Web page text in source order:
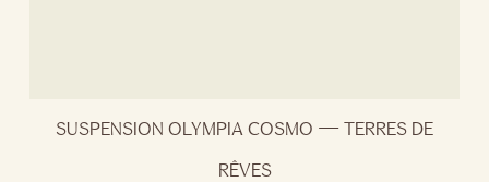
SUSPENSION OLYMPIA COSMO — TERRES DE
RÊVES